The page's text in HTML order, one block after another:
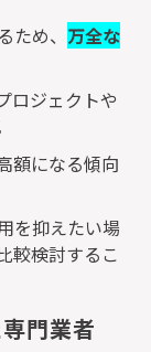
め、 万全な
ロジェクトや
額になる傾向
を抑えたい場
較検討するこ
門業者